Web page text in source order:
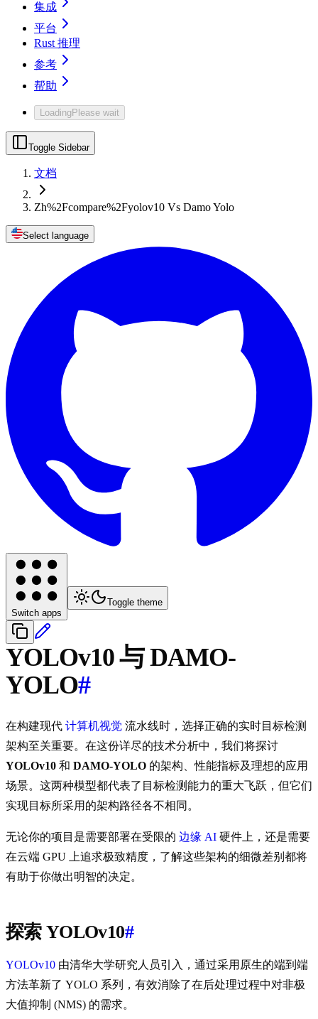
集成
平台
Rust 推理
参考
帮助
LoadingPlease wait
Toggle Sidebar
文档
Zh%2Fcompare%2Fyolov10 Vs Damo Yolo
Select language
Switch apps
Toggle theme
YOLOv10 与 DAMO-
YOLO#
在构建现代 计算机视觉 流水线时，选择正确的实时目标检测
架构至关重要。在这份详尽的技术分析中，我们将探讨
YOLOv10 和 DAMO-YOLO 的架构、性能指标及理想的应用
场景。这两种模型都代表了目标检测能力的重大飞跃，但它们
实现目标所采用的架构路径各不相同。
无论你的项目是需要部署在受限的 边缘 AI 硬件上，还是需要
在云端 GPU 上追求极致精度，了解这些架构的细微差别都将
有助于你做出明智的决定。
探索 YOLOv10#
YOLOv10 由清华大学研究人员引入，通过采用原生的端到端
方法革新了 YOLO 系列，有效消除了在后处理过程中对非极
大值抑制 (NMS) 的需求。